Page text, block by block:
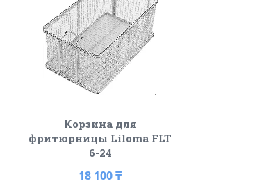
Корзина для
фритюрницы Liloma FLT
6-24
18 100 ₸